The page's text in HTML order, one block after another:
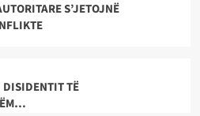
S’JETOJNË
TË